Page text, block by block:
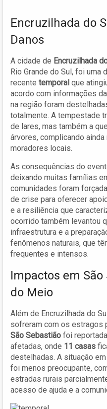
Encruzilhada do
Danos
A cidade de Encruzilhada
Rio Grande do Sul, foi uma
recente temporal que
acordo com informações
na região foram
totalmente. A tempestade
de lares, mas também a
árvores, complicando
moradores locais.
As consequências do
deixando muitas famílias
comunidades foram
de crise para oferecer
e a resiliência que
ocorrido também levantou
infraestrutura e a
fenômenos naturais, que
frequentes e intensos.
Impactos em
do Meio
Além de Encruzilhada do
sofreram com os estragos
São Sebastião foi
afetadas, onde 11 casas
destelhadas. A situação em
foi menos preocupante,
estradas rurais
acesso de ajuda e a